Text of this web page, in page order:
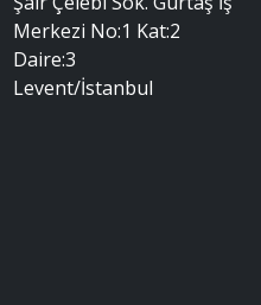
Merkezi No:1 Kat:2
Daire:3
Levent/İstanbul